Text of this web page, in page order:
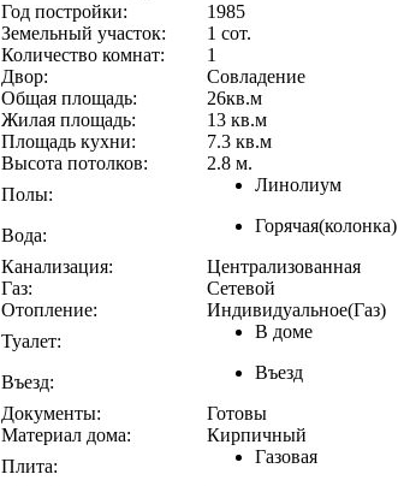
Год постройки:
1985
Земельный участок:
1 сот.
Количество комнат:
1
Двор:
Совладение
Общая площадь:
26кв.м
Жилая площадь:
13 кв.м
Площадь кухни:
7.3 кв.м
Высота потолков:
2.8 м.
Полы:
Линолиум
Вода:
Горячая(колонка)
Канализация:
Централизованная
Газ:
Сетевой
Отопление:
Индивидуальное(Газ)
Туалет:
В доме
Въезд:
Въезд
Документы:
Готовы
Материал дома:
Кирпичный
Плита:
Газовая